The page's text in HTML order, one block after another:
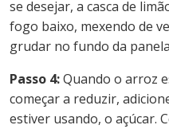
se desejar, a casca de
fogo baixo, mexendo de
grudar no fundo da
Passo 4:Quando o arroz
começar a reduzir,
estiver usando, o açúcar.